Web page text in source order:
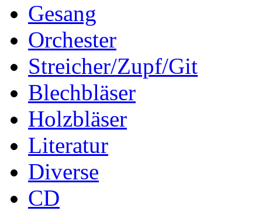
Gesang
Orchester
Streicher/Zupf/Git
Blechbläser
Holzbläser
Literatur
Diverse
CD